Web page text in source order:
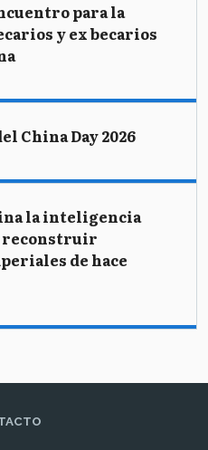
para la
y ex becarios
China Day 2026
la inteligencia
reconstruir
de hace